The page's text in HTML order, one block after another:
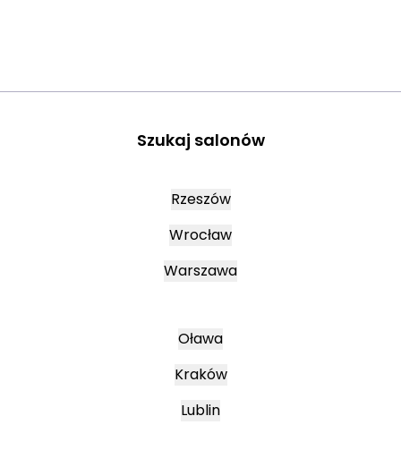
Szukaj salonów
Rzeszów
Wrocław
Warszawa
Oława
Kraków
Lublin